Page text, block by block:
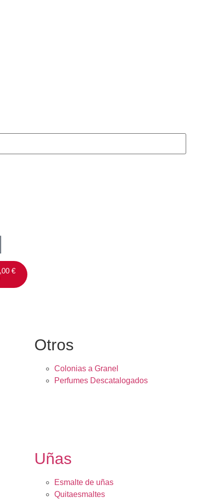
€
Otros
Colonias a Granel
Perfumes Descatalogados
Uñas
Esmalte de uñas
Quitaesmaltes